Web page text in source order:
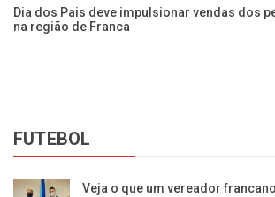
Dia dos Pais deve impulsionar vendas dos
na região de Franca
FUTEBOL
Veja o que um vereador